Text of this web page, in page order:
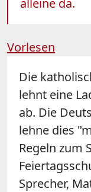
Vorlesen
Die
lehnt eine
ab. Die
lehne dies
Regeln zum
Sprecher,